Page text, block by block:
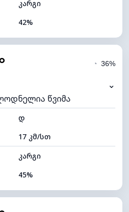
კარგი
42%
9 კმ
4 (მკრთალი)
5600 მ
◔ 36%
⌄
წვიმა
დ
17 კმ/სთ
კარგი
45%